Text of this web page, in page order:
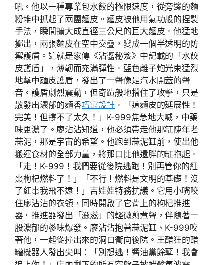
吼。他以一種專業包水餃的極限速度，從旁邊的麵
粉堆中抓起了兩團麵皮。麵皮被他用氣功般的捏製
手法，瞬間擴大成直徑三公尺的巨大麵皮。他猛地
擲出，兩張麵皮在空中交疊，變成一個半透明的防
禦護盾。這就是家傳《沾醬秘笈》中記載的「水餃
皮護盾」，薄韌而充滿彈性。藍色離子炮光束猛烈
地擊中麵皮護盾，發出了一聲像是汽水開蓋的聲
音。護盾劇烈震動，但奇蹟般地擋住了攻擊，只是
散發出濃郁的麵香巧寓設計 。「這麵皮的延展性！
完美！但撐不了太久！」K-999焦急地大喊，中藥
味更濃了。廖沾沾知道，他必須帶走他那缸陳年老
蒜泥，那是宇宙的希望。他跑到蒜泥缸前，使出他
搬運食材的全部力量，將那口比他還胖的缸抱起。
「走！K-999！我們要從後院逃跑！別再管你的紅
棗枸杞燃料了！」「不行！燃料是文明的基礎！沒
了紅棗我飛不遠！」吉娃娃特務抗議。它用小嘴咬
住廖沾沾的衣領，同時開啟了它背上的枸杞推進
器。推進器發出「滋滋」的輕微煎煮聲，伴隨著一
股濃郁的蔘味爆發。廖沾沾抱著蒜泥缸、K-999咬
著他，一起從撞出來的洞口衝向後院。王醋狂的醋
罐機器人發出尖叫：「別想逃！醬油黨餘孽！我會